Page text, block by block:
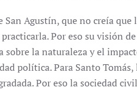
Agustín, que no creía
Por eso su visión
la naturaleza y el
política. Para Santo
Por eso la sociedad